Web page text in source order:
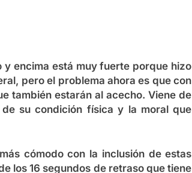
encima está muy fuerte porque hizo
pero el problema ahora es que con
también estarán al acecho. Viene de
su condición física y la moral que
cómodo con la inclusión de estas
los 16 segundos de retraso que tiene